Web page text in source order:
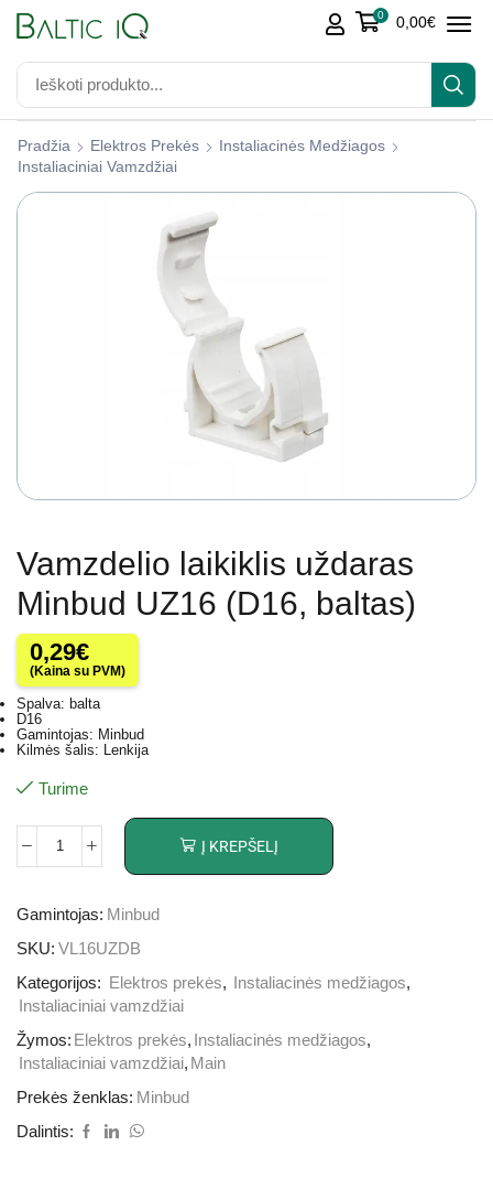
0 0,00€
Pradžia Elektros Prekės
Instaliacinės Medžiagos
Instaliaciniai Vamzdžiai
Vamzdelio laikiklis uždaras
Minbud UZ16 (D16, baltas)
0,29€
(Kaina su PVM)
Spalva: balta
D16
Gamintojas: Minbud
Kilmės šalis: Lenkija
Turime
Į KREPŠELĮ
Gamintojas: Minbud
SKU: VL16UZDB
Kategorijos:
Elektros prekės, Instaliacinės medžiagos,
Instaliaciniai vamzdžiai
Žymos: Elektros prekės, Instaliacinės medžiagos,
Instaliaciniai vamzdžiai, Main
Prekės ženklas: Minbud
Dalintis: